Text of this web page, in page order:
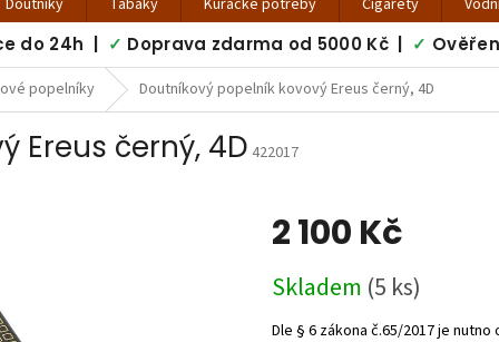
Doutníky Tabáky Kuřácké potřeby Cigarety
do 24h | ✓ Doprava zdarma od 5000 Kč | ✓
popelníky Doutníkový popelník kovový Ereus černý, 4D
Ereus černý, 4D 422017
2 100 Kč
cena:
Skladem (5 ks)